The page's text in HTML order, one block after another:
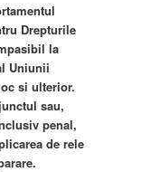
Drepturile
la
Uniunii
si ulterior.
sau,
penal,
de rele